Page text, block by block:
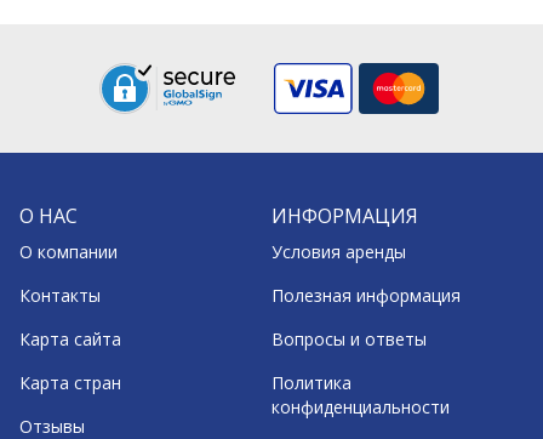
О НАС
О компании
Контакты
Карта сайта
Карта стран
Отзывы
ИНФОРМАЦИЯ
Условия аренды
Полезная информация
Вопросы и ответы
Политика
конфиденциальности